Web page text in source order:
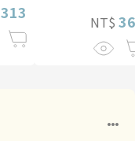
313 NT$